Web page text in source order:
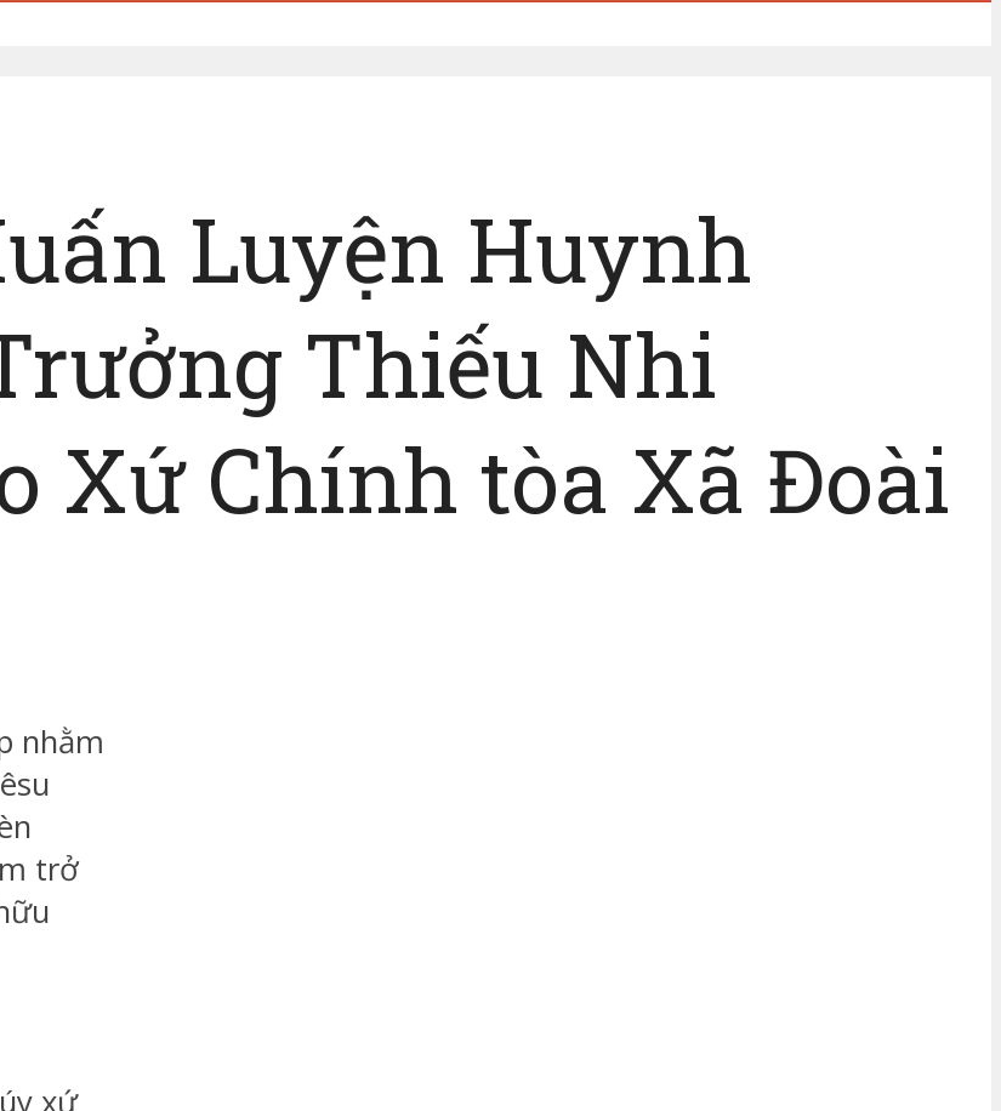
Luyện Huynh
Thiếu Nhi
Xứ Chính tòa Xã Đoài
nhằm
trở
xứ